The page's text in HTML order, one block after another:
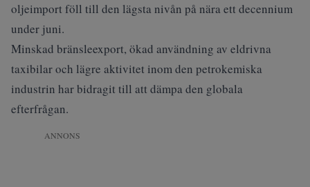
oljeimport föll till den lägsta nivån på nära ett decennium
under juni.
Minskad bränsleexport, ökad användning av eldrivna
taxibilar och lägre aktivitet inom den petrokemiska
industrin har bidragit till att dämpa den globala
efterfrågan.
ANNONS